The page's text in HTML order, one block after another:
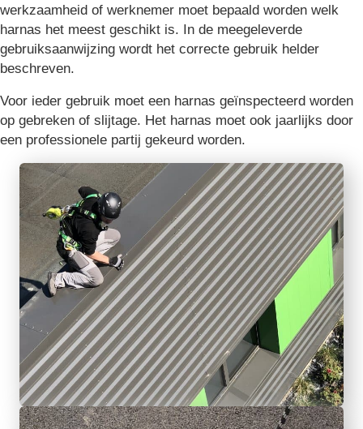
werkzaamheid of werknemer moet bepaald worden welk
harnas het meest geschikt is. In de meegeleverde
gebruiksaanwijzing wordt het correcte gebruik helder
beschreven.
Voor ieder gebruik moet een harnas geïnspecteerd worden
op gebreken of slijtage. Het harnas moet ook jaarlijks door
een professionele partij gekeurd worden.